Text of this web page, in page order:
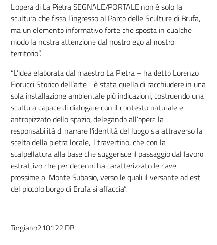
L’opera di La Pietra SEGNALE/PORTALE non è solo la
scultura che fissa l’ingresso al Parco delle Sculture di Brufa,
ma un elemento informativo forte che sposta in qualche
modo la nostra attenzione dal nostro ego al nostro
territorio”.
“L’idea elaborata dal maestro La Pietra – ha detto Lorenzo
Fiorucci Storico dell’arte - è stata quella di racchiudere in una
sola installazione ambientale più indicazioni, costruendo una
scultura capace di dialogare con il contesto naturale e
antropizzato dello spazio, delegando all’opera la
responsabilità di narrare l’identità del luogo sia attraverso la
scelta della pietra locale, il travertino, che con la
scalpellatura alla base che suggerisce il passaggio dal lavoro
estrattivo che per decenni ha caratterizzato le cave
prossime al Monte Subasio, verso le quali il versante ad est
del piccolo borgo di Brufa si affaccia”.
Torgiano210122.DB